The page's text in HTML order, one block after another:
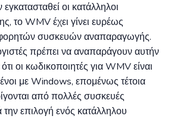
οι κατάλληλοι
το WMV έχει γίνει ευρέως
συσκευών αναπαραγωγής.
πρέπει να αναπαράγουν αυτήν
οι κωδικοποιητές για WMV είναι
με Windows, επομένως τέτοια
από πολλές συσκευές
επιλογή ενός κατάλληλου